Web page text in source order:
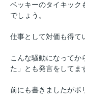
ベッキーのタイキック
でしょう。
仕事として対価も得て
こんな騒動になってか
た」とも発言をしてま
前にも書きましたがポ